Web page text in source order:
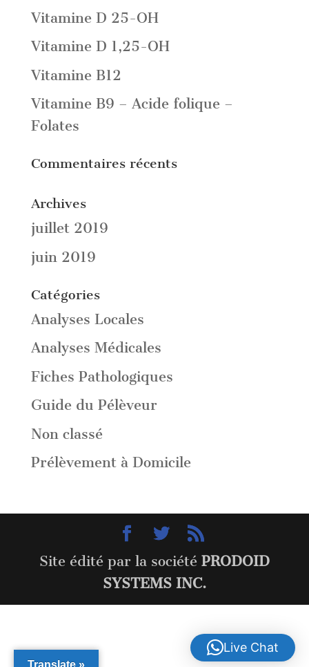
Vitamine D 25-OH
Vitamine D 1,25-OH
Vitamine B12
Vitamine B9 – Acide folique –
Folates
Commentaires récents
Archives
juillet 2019
juin 2019
Catégories
Analyses Locales
Analyses Médicales
Fiches Pathologiques
Guide du Pélèveur
Non classé
Prélèvement à Domicile
Site édité par la société PRODOID
SYSTEMS INC.
Translate »
Live Chat